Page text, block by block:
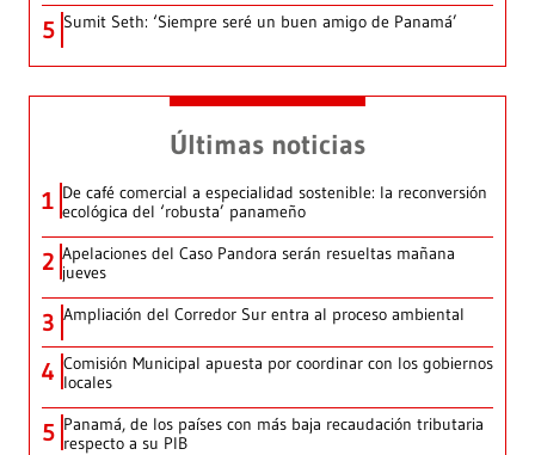
5 Sumit Seth: ‘Siempre seré un buen amigo de Panamá’
Últimas noticias
1 De café comercial a especialidad sostenible: la reconversión
ecológica del ‘robusta’ panameño
2 Apelaciones del Caso Pandora serán resueltas mañana
jueves
3 Ampliación del Corredor Sur entra al proceso ambiental
4 Comisión Municipal apuesta por coordinar con los gobiernos
locales
5 Panamá, de los países con más baja recaudación tributaria
respecto a su PIB